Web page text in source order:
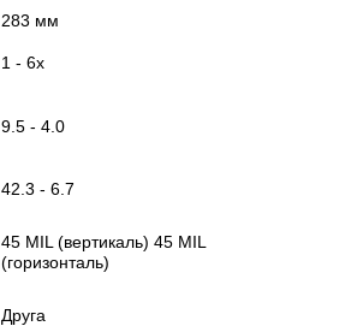
283 мм
1 - 6х
9.5 - 4.0
42.3 - 6.7
45 MIL (вертикаль) 45 MIL
(горизонталь)
Друга